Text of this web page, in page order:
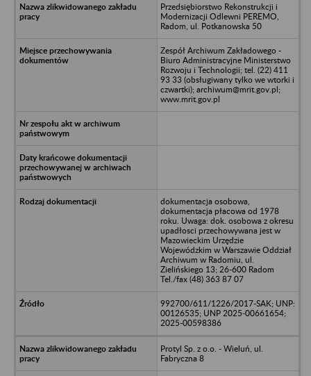
Przedsiębiorstwo Rekonstrukcji i
Modernizacji Odlewni PEREMO,
Radom, ul. Potkanowska 50
Zespół Archiwum Zakładowego -
Biuro Administracyjne Ministerstwo
Rozwoju i Technologii; tel. (22) 411
93 33 (obsługiwany tylko we wtorki i
czwartki); archiwum@mrit.gov.pl;
www.mrit.gov.pl
dokumentacja osobowa,
dokumentacja płacowa od 1978
roku. Uwaga: dok. osobowa z okresu
upadłosci przechowywana jest w
Mazowieckim Urzędzie
Wojewódzkim w Warszawie Oddział
Archiwum w Radomiu, ul.
Zielińskiego 13; 26-600 Radom
Tel./fax (48) 363 87 07
992700/611/1226/2017-SAK; UNP:
00126535; UNP 2025-00661654;
2025-00598386
Protyl Sp. z o.o. - Wieluń, ul.
Fabryczna 8